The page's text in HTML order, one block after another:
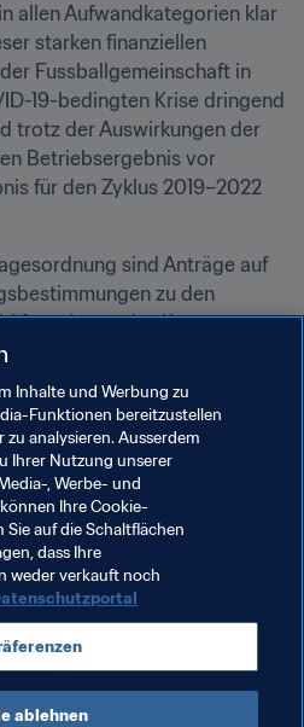
allen Aufwandkategorien klar
starken finanziellen
Fussballgemeinschaft in
19-bedingten Krise dringend
trotz der Auswirkungen der
Betriebsergebnis vor
für den Zyklus 2019–2022
sind Anträge auf
zu den
des Kongresses.
FIFA-Plattformen zu finden.
auf FIFA.com übertragen. Im
statt.
werden zu
mitgeteilt.
Inhalte und Werbung zu
Funktionen bereitzustellen
analysieren. Ausserdem
Ihrer Nutzung unserer
, Werbe- und
Ihre Cookie-
Sie auf die Schaltflächen
dass Ihre
weder verkauft noch
ablehnen